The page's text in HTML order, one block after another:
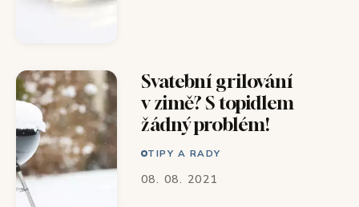
Svatební grilování
v zimě? S topidlem
žádný problém!
TIPY A RADY
08. 08. 2021